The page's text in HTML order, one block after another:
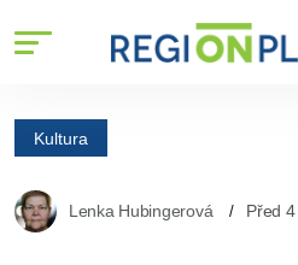
Kultura
Lenka Hubingerová Před